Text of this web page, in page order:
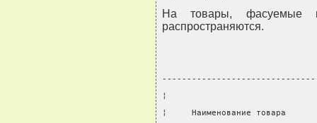
На товары, фасуемые
распространяются.
¦
¦     Наименование